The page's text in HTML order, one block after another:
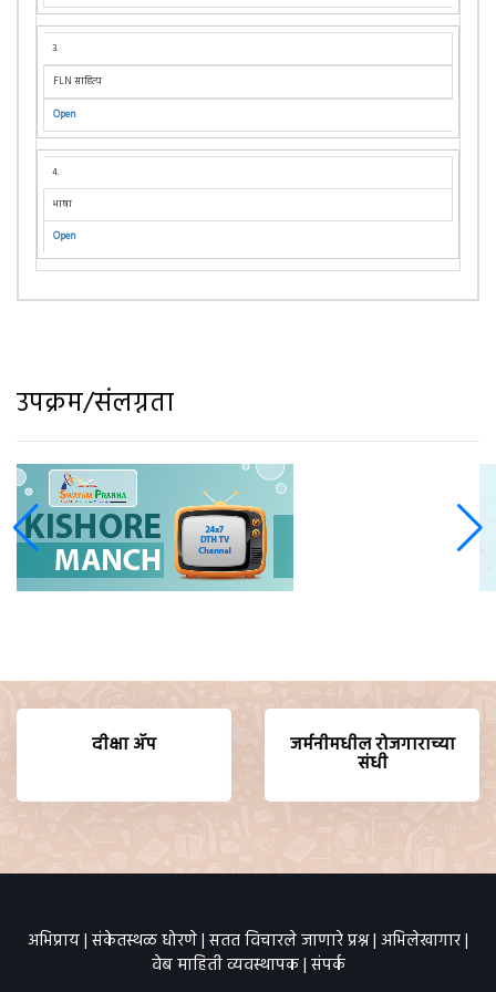
३.
FLN साहित्य
Open
४.
भाषा
Open
उपक्रम/संलग्नता
दीक्षा ॲप जर्मनीमधील रोजगाराच्या
संधी
अभिप्राय| संकेतस्थळ धोरणे| सतत विचारले जाणारे प्रश्न| अभिलेखागार|
वेब माहिती व्यवस्थापक| संपर्क